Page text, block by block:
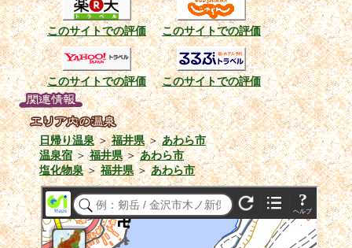
このサイトでの評価 このサイトでの評価
このサイトでの評価 このサイトでの評価
日帰り温泉＞福井県＞あわら市
温泉宿＞福井県＞あわら市
塩化物泉＞福井県＞あわら市